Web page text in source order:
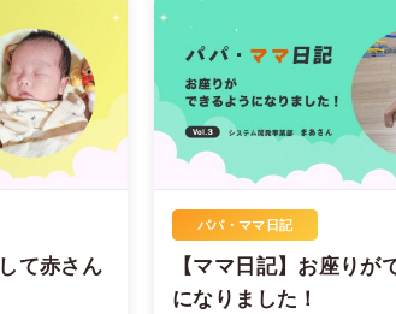
て赤さん
パパ・ママ日記
【ママ日記】お座りが
になりました！